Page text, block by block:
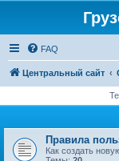
FAQ
Центральный сайт
Правила
Как создать